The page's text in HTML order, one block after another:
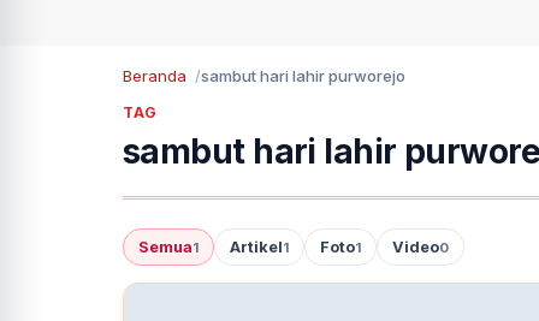
Beranda sambut hari lahir purworejo
TAG
sambut hari lahir
Semua1 Artikel1 Foto1 Video0